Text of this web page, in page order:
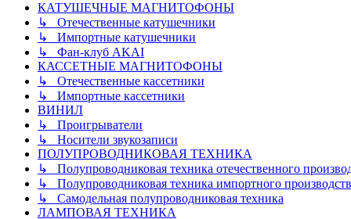
КАТУШЕЧНЫЕ МАГНИТОФОНЫ
↳ Отечественные катушечники
↳ Импортные катушечники
↳ Фан-клуб AKAI
КАССЕТНЫЕ МАГНИТОФОНЫ
↳ Отечественные кассетники
↳ Импортные кассетники
ВИНИЛ
↳ Проигрыватели
↳ Носители звукозаписи
ПОЛУПРОВОДНИКОВАЯ ТЕХНИКА
↳ Полупроводниковая техника отечественного
↳ Полупроводниковая техника импортного
↳ Самодельная полупроводниковая техника
ЛАМПОВАЯ ТЕХНИКА